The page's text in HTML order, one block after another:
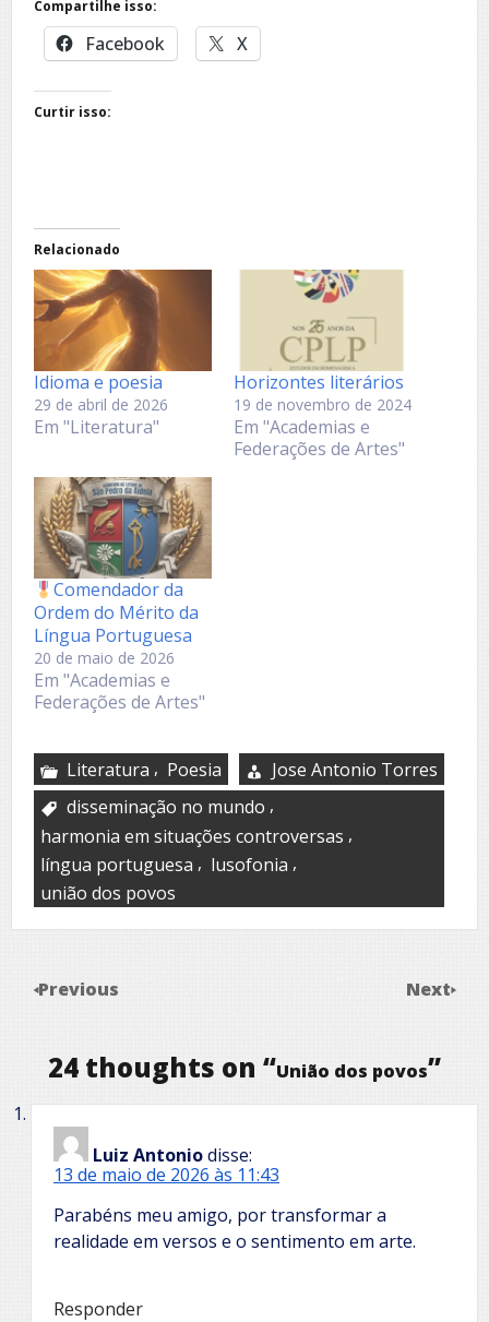
Compartilhe isso:
Facebook X
Curtir isso:
Relacionado
Idioma e poesia
29 de abril de 2026
Em "Literatura"
Horizontes literários
19 de novembro de 2024
Em "Academias e
Federações de Artes"
Comendador da
Ordem do Mérito da
Língua Portuguesa
20 de maio de 2026
Em "Academias e
Federações de Artes"
Literatura , Poesia
Jose Antonio Torres
disseminação no mundo ,
harmonia em situações controversas ,
língua portuguesa , lusofonia ,
união dos povos
Previous Next
24 thoughts on “União dos povos”
Luiz Antoniodisse:
13 de maio de 2026 às 11:43
Parabéns meu amigo, por transformar a
realidade em versos e o sentimento em arte.
Responder